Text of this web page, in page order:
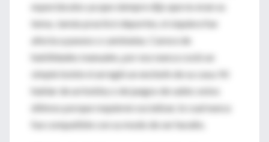
espectáculos ya que siempre dijo que no eran su
tema. Jamás practicó deportes, ni siquiera fue
afecta a paseos o caminatas. Carece de
habilidades manuales, por eso nunca cosió un
simple botón ni arregló un enchufe de su casa. Ni
hablar de un hobby o de juegos de salón; estos
últimos porque requieren socializar, lo cual nunca
fue compatible con su modo de ser huraño.